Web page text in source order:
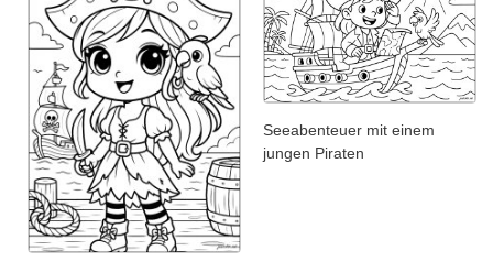
Seeabenteuer mit einem
jungen Piraten